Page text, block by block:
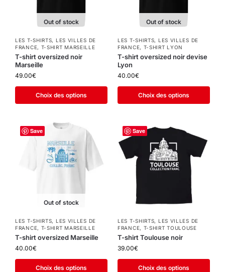
Out of stock
LES T-SHIRTS, LES VILLES DE
FRANCE, T-SHIRT MARSEILLE
T-shirt oversized noir
Marseille
49.00€
Choix des options
Out of stock
LES T-SHIRTS, LES VILLES DE
FRANCE, T-SHIRT LYON
T-shirt oversized noir devise
Lyon
40.00€
Choix des options
Save
Out of stock
LES T-SHIRTS, LES VILLES DE
FRANCE, T-SHIRT MARSEILLE
T-shirt oversized Marseille
40.00€
Choix des options
Save
LES T-SHIRTS, LES VILLES DE
FRANCE, T-SHIRT TOULOUSE
T-shirt Toulouse noir
39.00€
Choix des options